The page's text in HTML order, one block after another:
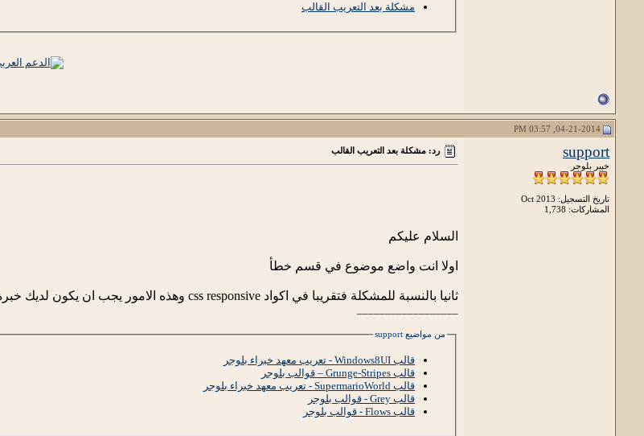
مشكلة بعد التعريب القالب
support
خبير بلوجر
تاريخ التسجيل: Oct 2013
المشاركات: 1,738
رد: مشكلة بعد التعريب القالب
السلام عليكم
اولا انت واضع موضوع في قسم خطأ
ثانيا بالنسبة للمشكلة فتقريبا في اكواد css responsive وهذه الامور يجب ان يكون لديك خبرة بالتصميم
من مواضيع support
قالب Windows8UI - تعريب معهد خبراء بلوجر
قالب Grunge-Stripes – قوالب بلوجر
قالب SupermarioWorld - تعريب معهد خبراء بلوجر
قالب Grey - قوالب بلوجر
قالب Flows - قوالب بلوجر